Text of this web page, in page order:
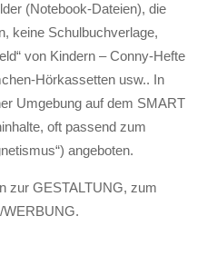
(Notebook-Dateien), die
keine Schulbuchverlage,
von Kindern – Conny-Hefte
Hörkassetten usw.. In
Umgebung auf dem SMART
oft passend zum
angeboten.
zur GESTALTUNG, zum
WERBUNG.